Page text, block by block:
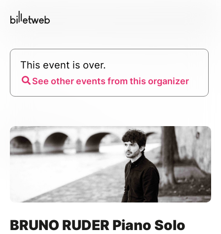
This event is over.
See other events from this organizer
BRUNO RUDER Piano Solo